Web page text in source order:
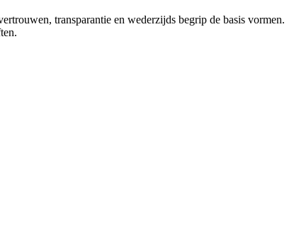
transparantie en wederzijds begrip de basis vormen.